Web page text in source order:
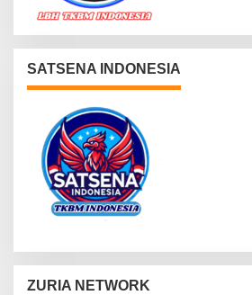
SATSENA INDONESIA
ZURIA NETWORK